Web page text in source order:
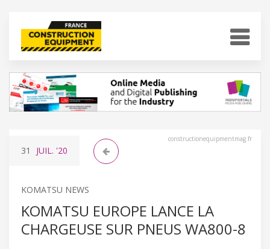
constructionequipmentmag.fr
31 JUIL. '20
KOMATSU NEWS
KOMATSU EUROPE LANCE LA
CHARGEUSE SUR PNEUS WA800-8